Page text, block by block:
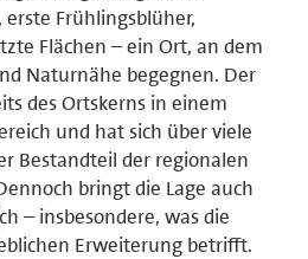
Frühlingsblüher,
Flächen – ein Ort, an dem
Naturnähe begegnen. Der
des Ortskerns in einem
und hat sich über viele
Bestandteil der regionalen
bringt die Lage auch
– insbesondere, was die
Erweiterung betrifft.